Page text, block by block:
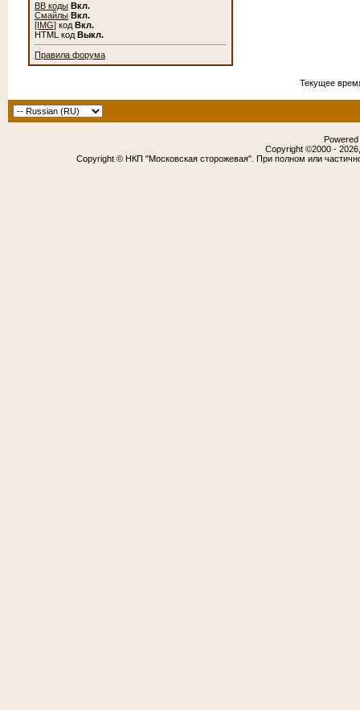
BB коды Вкл.
Смайлы Вкл.
[IMG] код Вкл.
HTML код Выкл.
Правила форума
Текущее
Copyright ©2000 -
Copyright © НКП "Московская сторожевая". При полном или